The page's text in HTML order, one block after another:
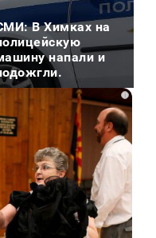
В Химках на
напали и
i